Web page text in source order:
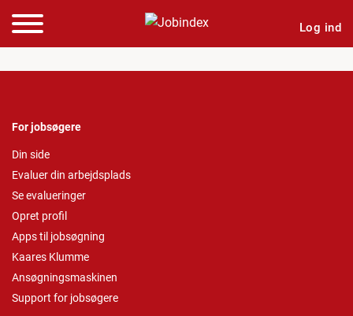
Log ind
For jobsøgere
Din side
Evaluer din arbejdsplads
Se evalueringer
Opret profil
Apps til jobsøgning
Kaares Klumme
Ansøgningsmaskinen
Support for jobsøgere